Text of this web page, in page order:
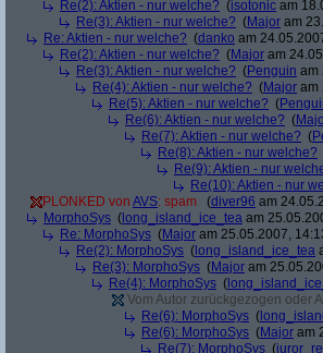
Re(2): Aktien - nur welche? (isotonic am
Re(3): Aktien - nur welche? (Major am
Re: Aktien - nur welche? (danko am
Re(2): Aktien - nur welche? (Major am
Re(3): Aktien - nur welche? (Penguin am
Re(4): Aktien - nur welche? (Major am
Re(5): Aktien - nur welche? (
Re(6): Aktien - nur welche? (
Re(7): Aktien - nur welche? (
Re(8): Aktien - nur welche?
Re(9): Aktien - nur
Re(10): Aktien - nur
PLONKED von AVS: spam (diver96 am
MorphoSys ( long_island_ice_tea am
Re: MorphoSys (Major am 25.05.2007,
Re(2): MorphoSys ( long_island_ice_tea
Re(3): MorphoSys (Major am
Re(4): MorphoSys (
Vom Autor zurückgezogen oder
Re(6): MorphoSys (
Re(6): MorphoSys (Major am
Re(7): MorphoSys (